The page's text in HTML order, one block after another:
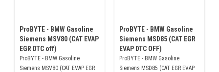
ProBYTE - BMW Gasoline
Siemens MSV80 (CAT EVAP
EGR DTC off)
ProBYTE - BMW Gasoline
Siemens MSV80 (CAT EVAP EGR
ProBYTE - BMW Gasoline
Siemens MSD85 (CAT EGR
EVAP DTC OFF)
ProBYTE - BMW Gasoline
Siemens MSD85 (CAT EGR EVAP